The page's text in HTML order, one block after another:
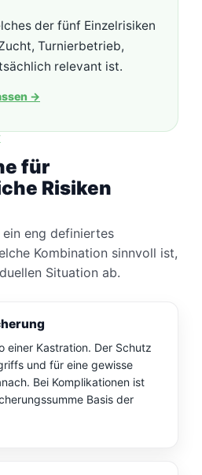
der fünf Einzelrisiken
Turnierbetrieb,
relevant ist.
→
für
Risiken
eng definiertes
Kombination sinnvoll ist,
Situation ab.
einer Kastration. Der Schutz
und für eine gewisse
Bei Komplikationen ist
Basis der